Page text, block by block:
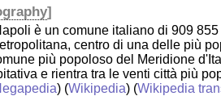
]
è un comune italiano di 909
centro di una delle più
più popoloso del Meridione
e rientra tra le venti città più
) (Wikipedia) (Wikipedia